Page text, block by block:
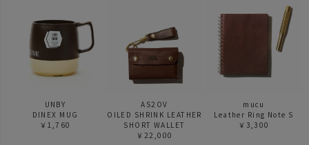
UNBY
DINEX MUG
￥1,760
AS2OV
OILED SHRINK LEATHER
SHORT WALLET
￥22,000
mucu
Leather Ring Note S
￥3,300